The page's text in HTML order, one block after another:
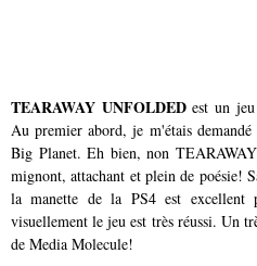
TEARAWAY UNFOLDEDest un jeu
Au premier abord, je m'étais
Big Planet. Eh bien, non
mignont, attachant et plein de poésie!
la manette de la PS4 est excellent
visuellement le jeu est très réussi. Un
de Media Molecule!